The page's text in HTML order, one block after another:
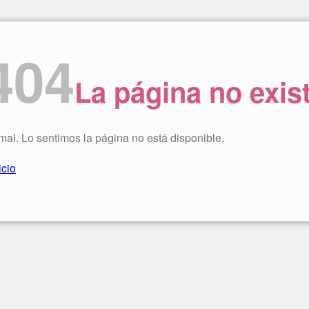
La página no
Lo sentimos la página no está disponible.